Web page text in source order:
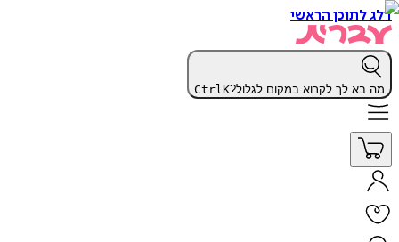
דלג לתוכן הראשי
מה בא לך לקרוא במקום לגלול? CtrlK